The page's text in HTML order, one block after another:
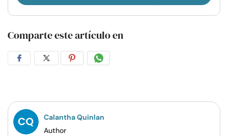
Comparte este artículo en
CompartirCompartirCompartirCompartir
Calantha Quinlan
Author